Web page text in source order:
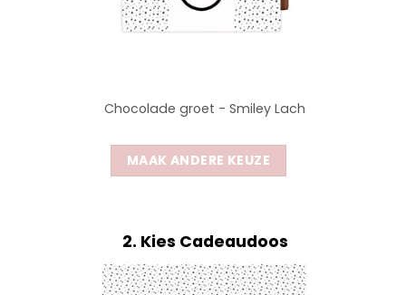
Chocolade groet - Smiley Lach
MAAK ANDERE KEUZE
2 Kies Cadeaudoos